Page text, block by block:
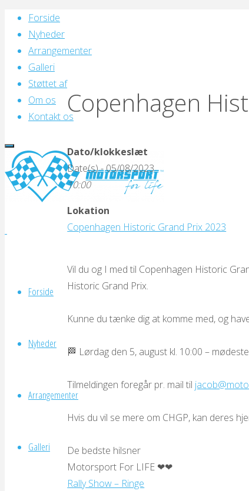
Skip
content
Forside
Nyheder
Arrangementer
Galleri
Støttet af
Om os
Kontakt os
for
Forside
Nyheder
Arrangementer
Galleri
Copenhagen
Dato/klokkeslæt
Date(s) - 05/08/2023
10:00
Lokation
Copenhagen Historic Grand Prix 2023
Vil du og I med til Copenhagen Historic
Historic Grand Prix.
Kunne du tænke dig at komme med, og
🏁 Lørdag den 5, august kl. 10:00 –
Tilmeldingen foregår pr. mail til
Hvis du vil se mere om CHGP, kan deres
De bedste hilsner
Motorsport For LIFE ❤❤
Rally Show – Ringe